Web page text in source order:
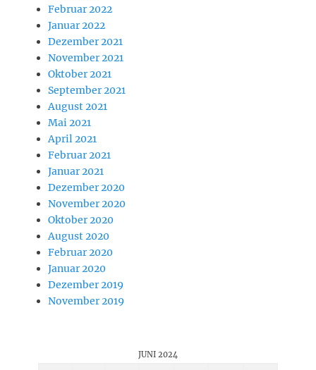
Februar 2022
Januar 2022
Dezember 2021
November 2021
Oktober 2021
September 2021
August 2021
Mai 2021
April 2021
Februar 2021
Januar 2021
Dezember 2020
November 2020
Oktober 2020
August 2020
Februar 2020
Januar 2020
Dezember 2019
November 2019
JUNI 2024